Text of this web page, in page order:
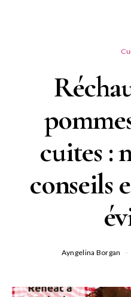
cuites :
conseils
Ayngelina Borgan